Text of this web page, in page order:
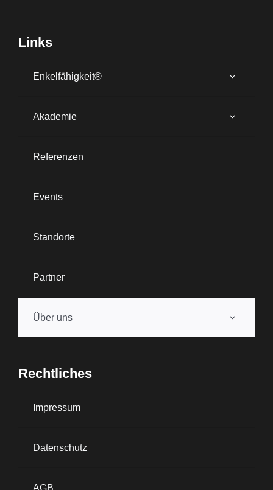
Links
Enkelfähigkeit®
Akademie
Referenzen
Events
Standorte
Partner
Über uns
Rechtliches
Impressum
Datenschutz
AGB